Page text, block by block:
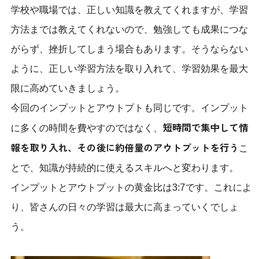
学校や職場では、正しい知識を教えてくれますが、学習
方法までは教えてくれないので、勉強しても成果につな
がらず、挫折してしまう場合もあります。そうならない
ように、正しい学習方法を取り入れて、学習効果を最大
限に高めていきましょう。
今回のインプットとアウトプトも同じです。インプット
に多くの時間を費やすのではなく、 短時間で集中して情
報を取り入れ、その後に約倍量のアウトプットを行う こ
とで、知識が持続的に使えるスキルへと変わります。
インプットとアウトプットの黄金比は3:7です。これによ
り、皆さんの日々の学習は最大に高まっていくでしょ
う。